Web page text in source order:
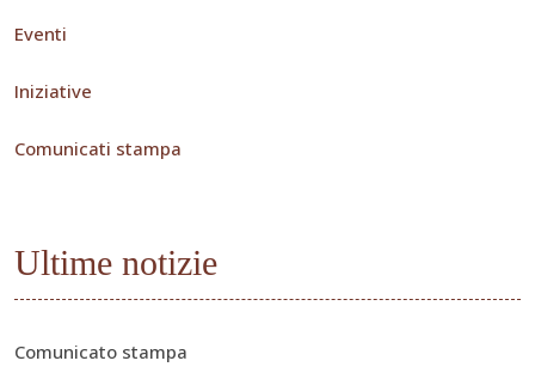
Eventi
Iniziative
Comunicati stampa
Ultime notizie
Comunicato stampa